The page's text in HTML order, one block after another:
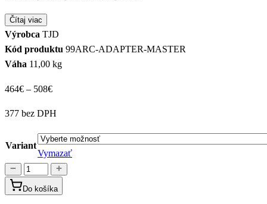
Čítaj viac
Výrobca TJD
Kód produktu 99ARC-ADAPTER-MASTER
Váha 11,00 kg
464€ – 508€Price
464€
through
508€
377 bez DPH
Variant
Vymazať
množstvo
SADA
ADAPTÉROV
Do košíka